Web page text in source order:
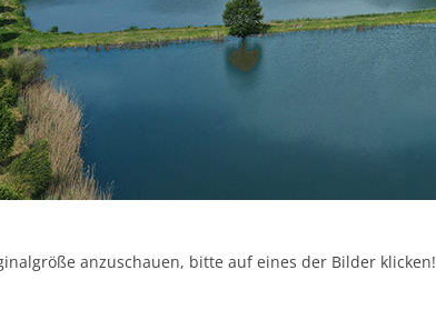
anzuschauen, bitte auf eines der Bilder klicken!